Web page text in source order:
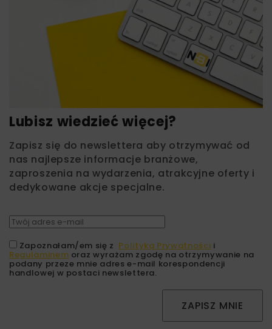
Lubisz wiedzieć więcej?
Zapisz się do newslettera aby otrzymywać od
nas najlepsze informacje branżowe,
zaproszenia na wydarzenia, atrakcyjne oferty i
dedykowane akcje specjalne.
Zapoznałam/em się z Polityką Prywatności i
Regulaminem oraz wyrażam zgodę na otrzymywanie na
podany przeze mnie adres e-mail korespondencji
handlowej w postaci newslettera.
ZAPISZ MNIE